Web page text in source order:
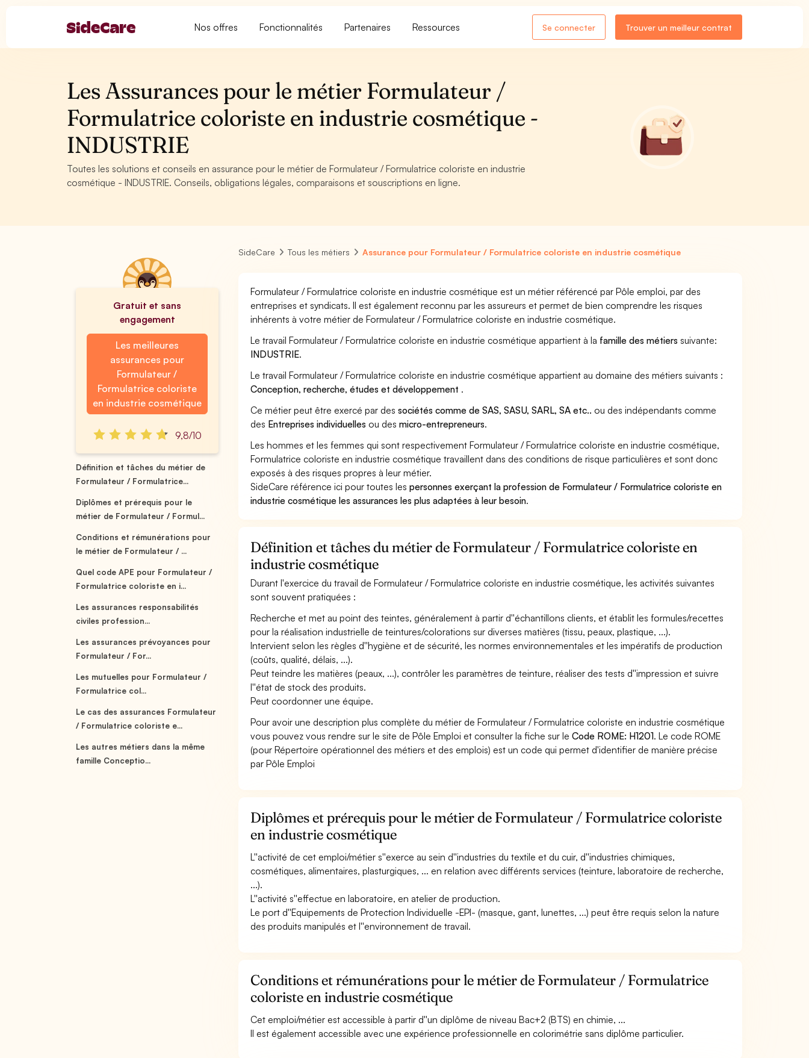
Nos offres Fonctionnalités Partenaires Ressources Se connecter Trouver un meilleur contrat
Les Assurances pour le métier Formulateur /
Formulatrice coloriste en industrie cosmétique -
INDUSTRIE
Toutes les solutions et conseils en assurance pour le métier de Formulateur / Formulatrice coloriste en industrie
cosmétique - INDUSTRIE. Conseils, obligations légales, comparaisons et souscriptions en ligne.
Gratuit et sans
engagement
Les meilleures
assurances pour
Formulateur /
Formulatrice coloriste
en industrie cosmétique
9,8/10
Définition et tâches du métier de
Formulateur / Formulatrice...
Diplômes et prérequis pour le
métier de Formulateur / Formul...
Conditions et rémunérations pour
le métier de Formulateur / ...
Quel code APE pour Formulateur /
Formulatrice coloriste en i...
Les assurances responsabilités
civiles profession...
Les assurances prévoyances pour
Formulateur / For...
Les mutuelles pour Formulateur /
Formulatrice col...
Le cas des assurances Formulateur
/ Formulatrice coloriste e...
Les autres métiers dans la même
famille Conceptio...
SideCare Tous les métiers Assurance pour Formulateur / Formulatrice coloriste en industrie cosmétique
Formulateur / Formulatrice coloriste en industrie cosmétique est un métier référencé par Pôle emploi, par des
entreprises et syndicats. Il est également reconnu par les assureurs et permet de bien comprendre les risques
inhérents à votre métier de Formulateur / Formulatrice coloriste en industrie cosmétique.
Le travail Formulateur / Formulatrice coloriste en industrie cosmétique appartient à la famille des métiers suivante:
INDUSTRIE.
Le travail Formulateur / Formulatrice coloriste en industrie cosmétique appartient au domaine des métiers suivants :
Conception, recherche, études et développement .
Ce métier peut être exercé par dessociétés comme de SAS, SASU, SARL, SA etc.. ou des indépendants comme
des Entreprises individuelles ou desmicro-entrepreneurs.
Les hommes et les femmes qui sont respectivement Formulateur / Formulatrice coloriste en industrie cosmétique,
Formulatrice coloriste en industrie cosmétique travaillent dans des conditions de risque particulières et sont donc
exposés à des risques propres à leur métier.
SideCare référence ici pour toutes lespersonnes exerçant la profession de Formulateur / Formulatrice coloriste en
industrie cosmétique les assurances les plus adaptées à leur besoin.
Définition et tâches du métier de Formulateur / Formulatrice coloriste en
industrie cosmétique
Durant l'exercice du travail de Formulateur / Formulatrice coloriste en industrie cosmétique, les activités suivantes
sont souvent pratiquées :
Recherche et met au point des teintes, généralement à partir d''échantillons clients, et établit les formules/recettes
pour la réalisation industrielle de teintures/colorations sur diverses matières (tissu, peaux, plastique, ...).
Intervient selon les règles d''hygiène et de sécurité, les normes environnementales et les impératifs de production
(coûts, qualité, délais, ...).
Peut teindre les matières (peaux, ...), contrôler les paramètres de teinture, réaliser des tests d''impression et suivre
l''état de stock des produits.
Peut coordonner une équipe.
Pour avoir une description plus complète du métier de Formulateur / Formulatrice coloriste en industrie cosmétique
vous pouvez vous rendre sur le site de Pôle Emploi et consulter la fiche sur leCode ROME: H1201. Le code ROME
(pour Répertoire opérationnel des métiers et des emplois) est un code qui permet d'identifier de manière précise
par Pôle Emploi
Diplômes et prérequis pour le métier de Formulateur / Formulatrice coloriste
en industrie cosmétique
L''activité de cet emploi/métier s''exerce au sein d''industries du textile et du cuir, d''industries chimiques,
cosmétiques, alimentaires, plasturgiques, ... en relation avec différents services (teinture, laboratoire de recherche,
...).
L''activité s''effectue en laboratoire, en atelier de production.
Le port d''Equipements de Protection Individuelle -EPI- (masque, gant, lunettes, ...) peut être requis selon la nature
des produits manipulés et l''environnement de travail.
Conditions et rémunérations pour le métier de Formulateur / Formulatrice
coloriste en industrie cosmétique
Cet emploi/métier est accessible à partir d''un diplôme de niveau Bac+2 (BTS) en chimie, ...
Il est également accessible avec une expérience professionnelle en colorimétrie sans diplôme particulier.